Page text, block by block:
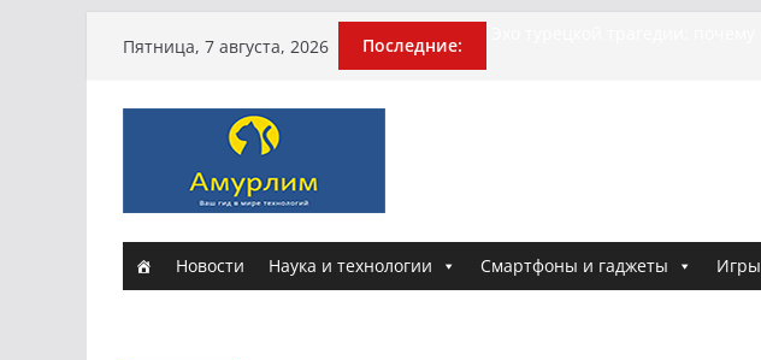
Пятница, 7 августа, 2026 Последние:
Новости Наука и технологии Смартфоны и гаджеты Игры